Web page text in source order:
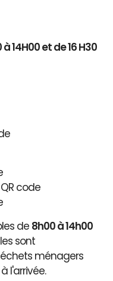
à 14H00 et de 16 H30
code
de 8h00 à 14h00
sont
ménagers
l'arrivée.